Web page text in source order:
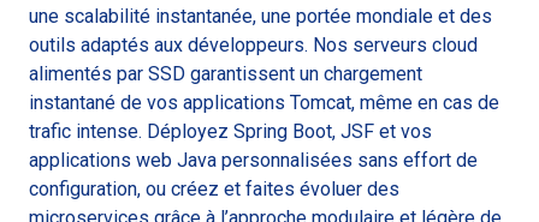
une scalabilité instantanée, une portée mondiale et des
outils adaptés aux développeurs. Nos serveurs cloud
alimentés par SSD garantissent un chargement
instantané de vos applications Tomcat, même en cas de
trafic intense. Déployez Spring Boot, JSF et vos
applications web Java personnalisées sans effort de
configuration, ou créez et faites évoluer des